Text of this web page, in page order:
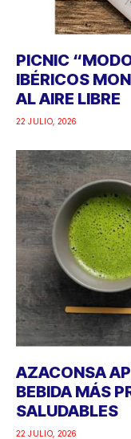
PICNIC
IBÉRICOS
AL AIRE LIBRE
22 JULIO, 2026
AZACONSA
BEBIDA MÁS
SALUDABLES
22 JULIO, 2026